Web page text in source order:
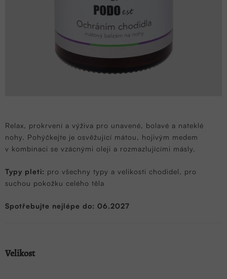
Relax, prokrvení a výživa pro unavené, bolavé a nateklé
nohy. Pohýčkejte je osvěžující mátou, hojivým medem
v kombinaci se vzácnými oleji a rozmazlujícími másly.
Typy pleti: pro všechny typy a velikosti chodidel, pro
suchou pokožku celého těla
Spotřebujte nejlépe do: 06.2027
Velikost